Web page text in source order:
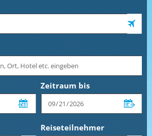
Zeitraum bis
Reiseteilnehmer